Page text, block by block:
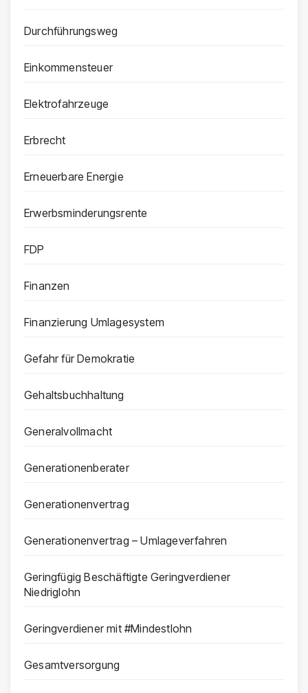
Durchführungsweg
Einkommensteuer
Elektrofahrzeuge
Erbrecht
Erneuerbare Energie
Erwerbsminderungsrente
FDP
Finanzen
Finanzierung Umlagesystem
Gefahr für Demokratie
Gehaltsbuchhaltung
Generalvollmacht
Generationenberater
Generationenvertrag
Generationenvertrag – Umlageverfahren
Geringfügig Beschäftigte Geringverdiener
Niedriglohn
Geringverdiener mit #Mindestlohn
Gesamtversorgung